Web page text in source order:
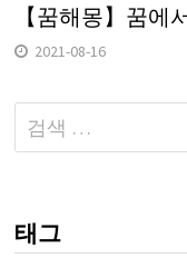
【꿈해몽】꿈에
2021-08-16
다
음
태그